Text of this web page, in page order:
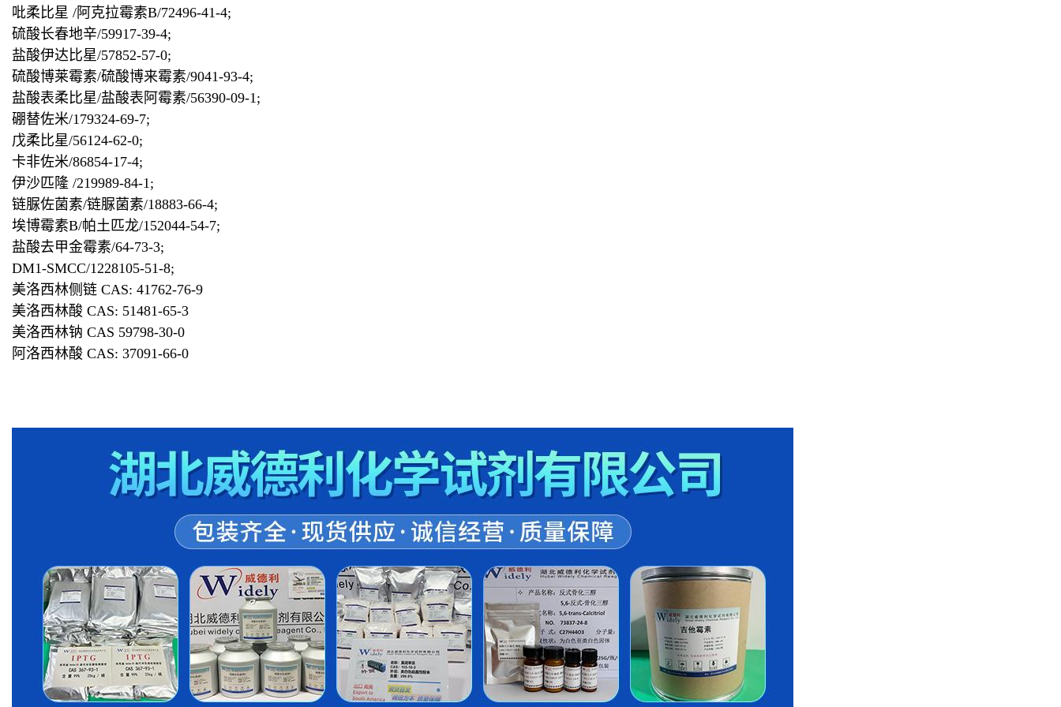
吡柔比星 /阿克拉霉素B/72496-41-4;
硫酸长春地辛/59917-39-4;
盐酸伊达比星/57852-57-0;
硫酸博莱霉素/硫酸博来霉素/9041-93-4;
盐酸表柔比星/盐酸表阿霉素/56390-09-1;
硼替佐米/179324-69-7;
戊柔比星/56124-62-0;
卡非佐米/86854-17-4;
伊沙匹隆 /219989-84-1;
链脲佐菌素/链脲菌素/18883-66-4;
埃博霉素B/帕土匹龙/152044-54-7;
盐酸去甲金霉素/64-73-3;
DM1-SMCC/1228105-51-8;
美洛西林侧链 CAS: 41762-76-9
美洛西林酸 CAS: 51481-65-3
美洛西林钠 CAS 59798-30-0
阿洛西林酸 CAS: 37091-66-0